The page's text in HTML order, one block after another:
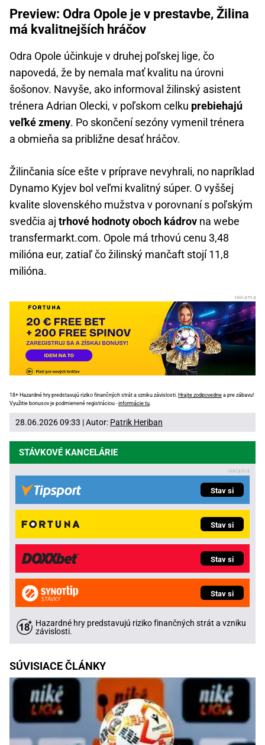
Preview: Odra Opole je v prestavbe, Žilina
má kvalitnejších hráčov
Odra Opole účinkuje v druhej poľskej lige, čo
napovedá, že by nemala mať kvalitu na úrovni
šošonov. Navyše, ako informoval žilinský asistent
trénera Adrian Olecki, v poľskom celku prebiehajú
veľké zmeny. Po skončení sezóny vymenil trénera
a obmieňa sa približne desať hráčov.
Žilinčania síce ešte v príprave nevyhrali, no napríklad
Dynamo Kyjev bol veľmi kvalitný súper. O vyššej
kvalite slovenského mužstva v porovnaní s poľským
svedčia aj trhové hodnoty oboch kádrov na webe
transfermarkt.com. Opole má trhovú cenu 3,48
milióna eur, zatiaľ čo žilinský mančaft stojí 11,8
milióna.
18+ Hazardné hry predstavujú riziko finančných strát a vzniku závislosti. Hrajte zodpovedne a pre zábavu!
Využitie bonusov je podmienené registráciou -informácie tu.
28.06.2026 09:33 | Autor: Patrik Heriban
STÁVKOVÉ KANCELÁRIE
Stav si
Stav si
Stav si
Stav si
Hazardné hry predstavujú riziko finančných strát a vzniku
závislosti.
SÚVISIACE ČLÁNKY